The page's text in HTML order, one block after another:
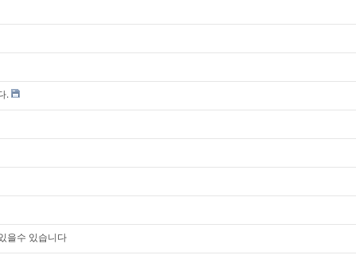
.
을수 있습니다